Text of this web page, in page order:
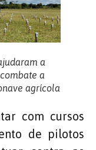
a
a
agrícola
com cursos
de pilotos